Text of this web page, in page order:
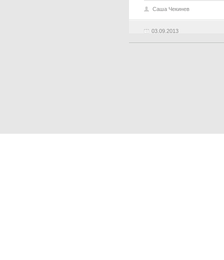
03.09.2013
Саша Чекинев